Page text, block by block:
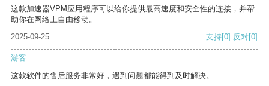
这款加速器VPM应用程序可以给你提供最高速度和安全性的连接，并帮
助你在网络上自由移动。
2025-09-25
支持[0] 反对[0]
游客
这款软件的售后服务非常好，遇到问题都能得到及时解决。